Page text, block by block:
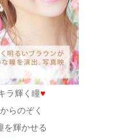
ラ輝く瞳♥
らのぞく
を輝かせる